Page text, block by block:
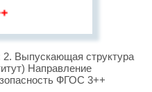
Выпускающая структура
Направление
ФГОС 3++